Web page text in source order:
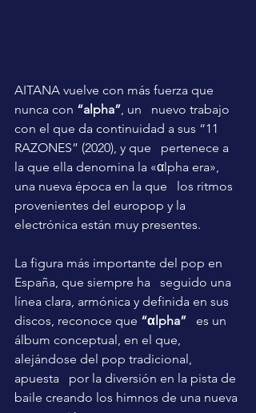
AITANA vuelve con más fuerza que
nunca con “alpha” , un   nuevo trabajo
con el que da continuidad a sus “11
RAZONES” (2020), y que   pertenece a
la que ella denomina la «αlpha era»,
una nueva época en la que   los ritmos
provenientes del europop y la
electrónica están muy presentes.
La figura más importante del pop en
España, que siempre ha   seguido una
línea clara, armónica y definida en sus
discos, reconoce que “αlpha”
   es un
álbum conceptual, en el que,
alejándose del pop tradicional,
apuesta   por la diversión en la pista de
baile creando los himnos de una nueva